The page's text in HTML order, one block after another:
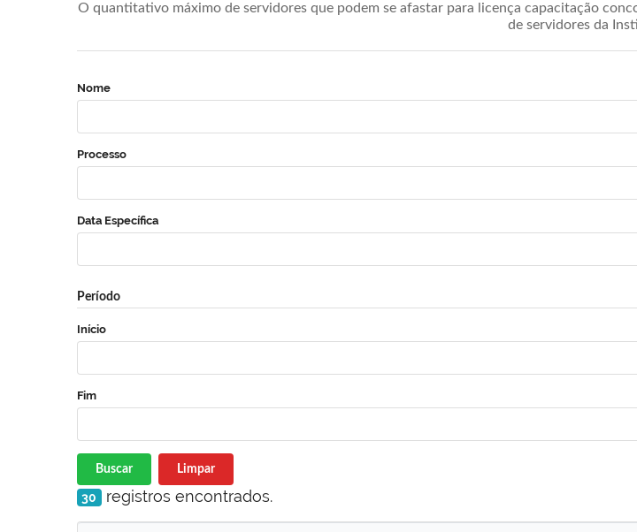
O quantitativo máximo de servidores que podem se afastar para licença capacitação
de servidores da
Nome
Processo
Data Específica
Período
Início
Fim
Buscar Limpar
30 registros encontrados.